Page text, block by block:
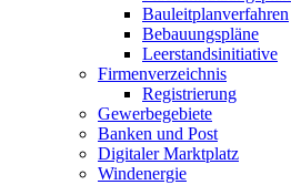
Bauleitplanverfahren
Bebauungspläne
Leerstandsinitiative
Firmenverzeichnis
Registrierung
Gewerbegebiete
Banken und Post
Digitaler Marktplatz
Windenergie